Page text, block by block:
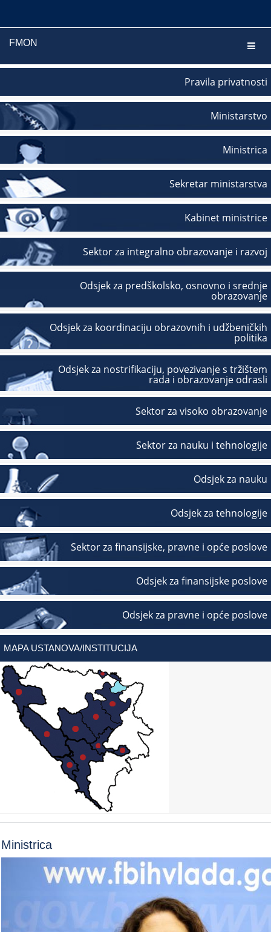
FMON
Pravila privatnosti
Ministarstvo
Ministrica
Sekretar ministarstva
Kabinet ministrice
Sektor za integralno obrazovanje i razvoj
Odsjek za predškolsko, osnovno i srednje
obrazovanje
Odsjek za koordinaciju obrazovnih i udžbeničkih
politika
Odsjek za nostrifikaciju, povezivanje s tržištem
rada i obrazovanje odrasli
Sektor za visoko obrazovanje
Sektor za nauku i tehnologije
Odsjek za nauku
Odsjek za tehnologije
Sektor za finansijske, pravne i opće poslove
Odsjek za finansijske poslove
Odsjek za pravne i opće poslove
MAPA USTANOVA/INSTITUCIJA
Ministrica